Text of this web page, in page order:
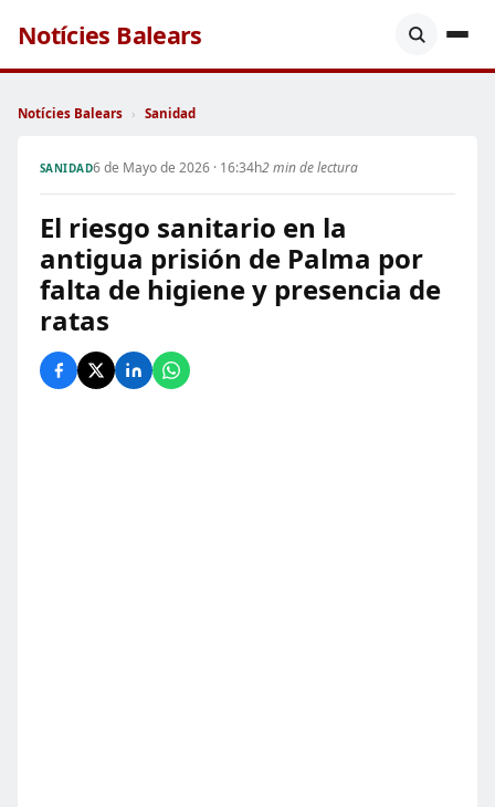
Notícies Balears
Notícies Balears › Sanidad
SANIDAD6 de Mayo de 2026 · 16:34h2 min de lectura
El riesgo sanitario en la
antigua prisión de Palma por
falta de higiene y presencia de
ratas